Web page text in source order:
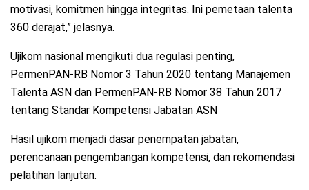
motivasi, komitmen hingga integritas. Ini pemetaan talenta
360 derajat,” jelasnya.
Ujikom nasional mengikuti dua regulasi penting,
PermenPAN-RB Nomor 3 Tahun 2020 tentang Manajemen
Talenta ASN dan PermenPAN-RB Nomor 38 Tahun 2017
tentang Standar Kompetensi Jabatan ASN
Hasil ujikom menjadi dasar penempatan jabatan,
perencanaan pengembangan kompetensi, dan rekomendasi
pelatihan lanjutan.